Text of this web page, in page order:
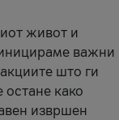
живот и
иницираме важни
што ги
како
извршен